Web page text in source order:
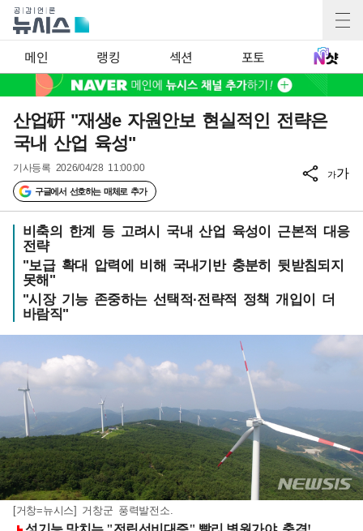
메인 랭킹 섹션 포토
산업硏 "재생e 자원안보 현실적인 전략은
국내 산업 육성"
기사등록 2026/04/28 11:00:00
구글에서 선호하는 매체로 추가
가가
비축의 한계 등 고려시 국내 산업 육성이 근본적 대응
전략
"보급 확대 압력에 비해 국내기반 충분히 뒷받침되지
못해"
"시장 기능 존중하는 선택적·전략적 정책 개입이 더
바람직"
[거창=뉴시스] 거창군 풍력발전소.